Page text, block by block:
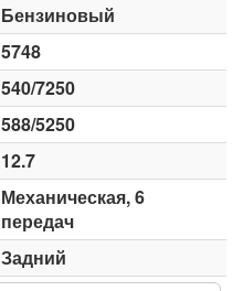
Бензиновый
5748
540/7250
588/5250
12.7
Механическая, 6
передач
Задний